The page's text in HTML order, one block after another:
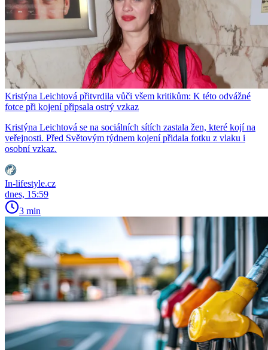
Kristýna Leichtová přitvrdila vůči všem kritikům: K této odvážné
fotce při kojení připsala ostrý vzkaz
Kristýna Leichtová se na sociálních sítích zastala žen, které kojí na
veřejnosti. Před Světovým týdnem kojení přidala fotku z vlaku i
osobní vzkaz.
In-lifestyle.cz
dnes, 15:59
3 min